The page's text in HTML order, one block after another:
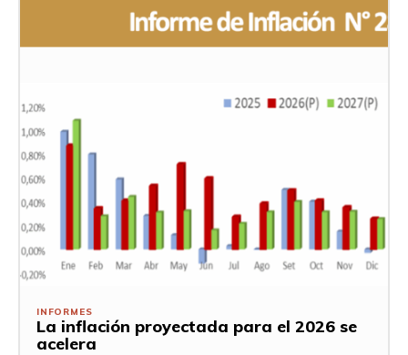
INFORMES
La inflación proyectada para el 2026 se
acelera